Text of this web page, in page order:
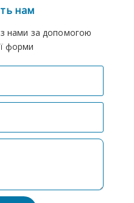
нам
нами за допомогою
форми